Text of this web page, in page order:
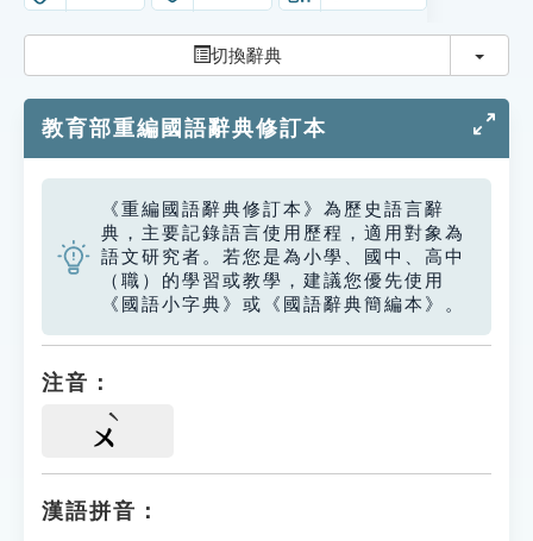
教學應用
貓頭鷹博士
切換辭典 切換
教育部重編國語辭典修訂本
《重編國語辭典修訂本》為歷史語言辭
典，主要記錄語言使用歷程，適用對象為
語文研究者。若您是為小學、國中、高中
（職）的學習或教學，建議您優先使用
《國語小字典》或《國語辭典簡編本》。
注音：
ㄨ
漢語拼音：